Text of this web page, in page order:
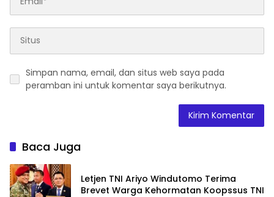
Simpan nama, email, dan situs web saya pada
peramban ini untuk komentar saya berikutnya.
Baca Juga
Letjen TNI Ariyo Windutomo Terima
Brevet Warga Kehormatan Koopssus TNI